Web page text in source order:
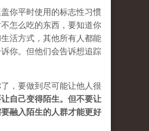
你平时使用的标志性习惯
怎么吃的东西，要知道你
活方式，其他所有人都能
你。但他们会告诉想追踪
，要做到尽可能让他人很
自己变得陌生。但不要让
融入陌生的人群才能更好